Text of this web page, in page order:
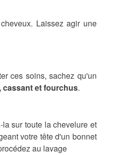
Laissez agir une
ces soins, sachez qu'un
cassant et fourchus.
sur toute la chevelure et
votre tête d'un bonnet
au lavage